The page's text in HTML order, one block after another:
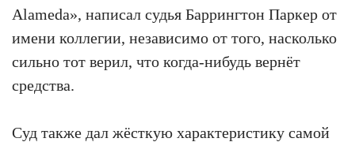
Alameda», написал судья Баррингтон Паркер от
имени коллегии, независимо от того, насколько
сильно тот верил, что когда-нибудь вернёт
средства.
Суд также дал жёсткую характеристику самой